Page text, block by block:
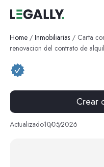
Home / Inmobiliarias / Carta
renovacion del contrato de
Crear
Actualizado10/05/2026